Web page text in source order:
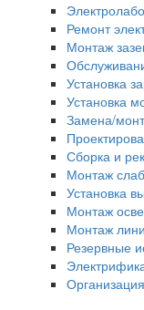
Ремонт
Монтаж
Установка
Установка
Замена/
Сборка и
Монтаж
Установка
Монтаж
Монтаж
Резервные